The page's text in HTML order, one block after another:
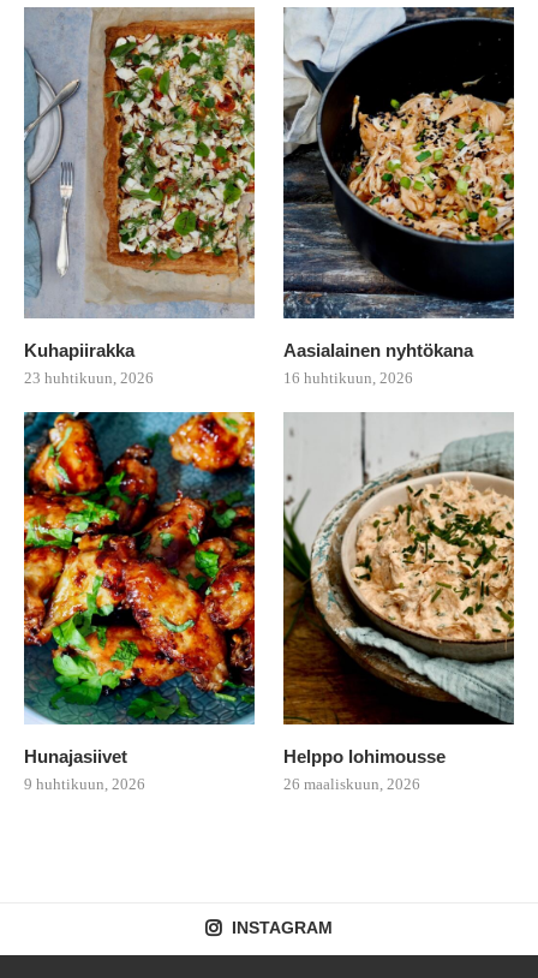
Kuhapiirakka
23 huhtikuun, 2026
Aasialainen nyhtökana
16 huhtikuun, 2026
Hunajasiivet
9 huhtikuun, 2026
Helppo lohimousse
26 maaliskuun, 2026
INSTAGRAM